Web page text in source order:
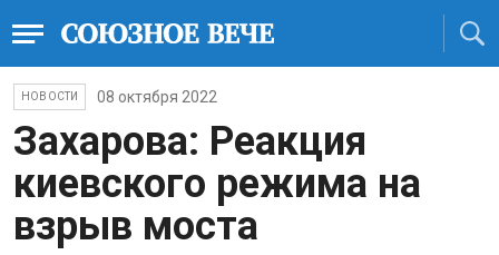
НОВОСТИ 08 октября 2022
Захарова: Реакция
киевского режима на
взрыв моста